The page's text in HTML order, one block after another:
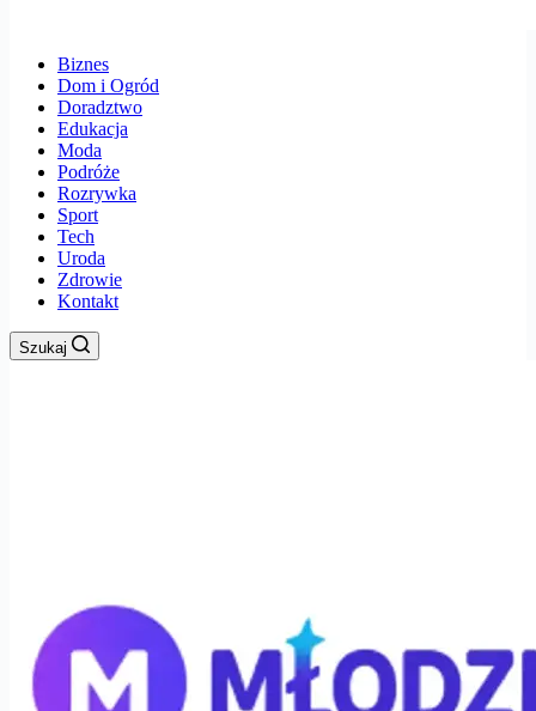
Biznes
Dom i Ogród
Doradztwo
Edukacja
Moda
Podróże
Rozrywka
Sport
Tech
Uroda
Zdrowie
Kontakt
Szukaj